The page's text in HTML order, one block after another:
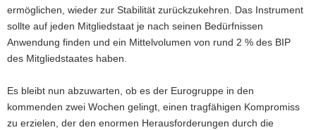
ermöglichen, wieder zur Stabilität zurückzukehren. Das Instrument
sollte auf jeden Mitgliedstaat je nach seinen Bedürfnissen
Anwendung finden und ein Mittelvolumen von rund 2 % des BIP
des Mitgliedstaates haben.
Es bleibt nun abzuwarten, ob es der Eurogruppe in den
kommenden zwei Wochen gelingt, einen tragfähigen Kompromiss
zu erzielen, der den enormen Herausforderungen durch die